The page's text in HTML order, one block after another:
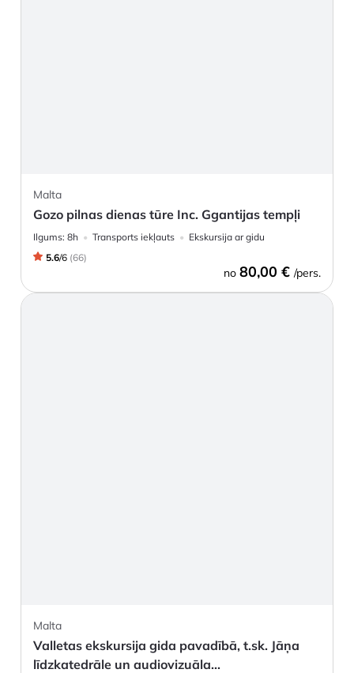
Malta
Gozo pilnas dienas tūre Inc. Ggantijas tempļi
Ilgums: 8h Transports iekļauts
Ekskursija ar gidu
5.6/6 (66)
no 80,00 € /pers.
Malta
Valletas ekskursija gida pavadībā, t.sk. Jāņa
līdzkatedrāle un audiovizuāla...